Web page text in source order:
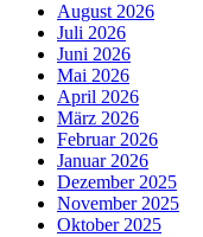
August 2026
Juli 2026
Juni 2026
Mai 2026
April 2026
März 2026
Februar 2026
Januar 2026
Dezember 2025
November 2025
Oktober 2025